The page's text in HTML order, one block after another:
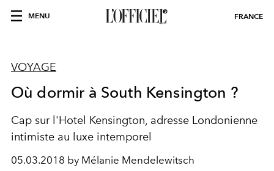
MENU FRANCE
VOYAGE
Où dormir à South Kensington ?
Cap sur l'Hotel Kensington, adresse Londonienne
intimiste au luxe intemporel
05.03.2018 by Mélanie Mendelewitsch